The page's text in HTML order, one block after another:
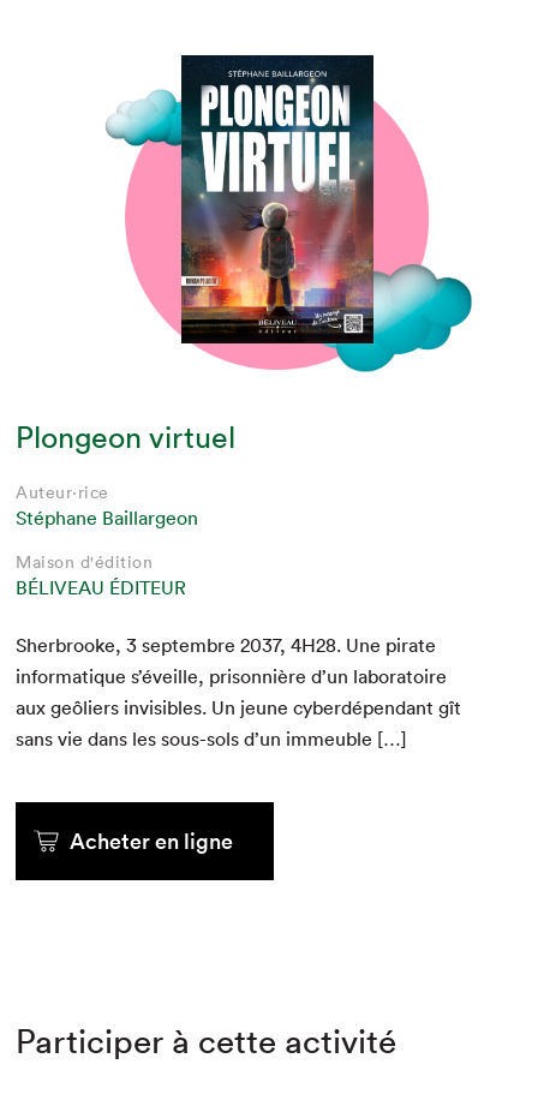
Plongeon virtuel
Auteur·rice
Stéphane Baillargeon
Maison d'édition
BÉLIVEAU ÉDITEUR
Sher­brooke,3 sep­tem­bre2037,4H28. Une pirate
infor­ma­tique s’éveille, pris­on­nière d’un lab­o­ra­toire
aux geôliers invis­i­bles. Un jeune cyberdépen­dant gît
sans vie dans les sous-sols d’un immeuble […]
Acheter en ligne
Participer à cette activité